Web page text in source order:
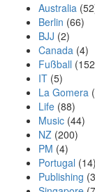
Australia
Berlin (66)
BJJ (2)
Canada (4)
Fußball
IT (5)
La Gomera
Life (88)
Music (44)
NZ (200)
PM (4)
Portugal (14)
Publishing